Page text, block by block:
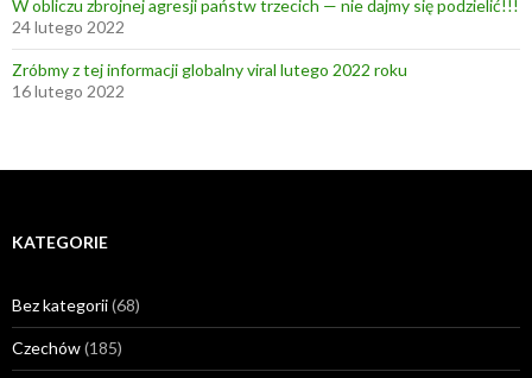
W obliczu zbrojnej agresji państw trzecich — nie dajmy się podzielić!!!
24 lutego 2022
Zróbmy z tej informacji globalny viral lutego 2022 roku
16 lutego 2022
KATEGORIE
Bez kategorii(68)
Czechów(185)